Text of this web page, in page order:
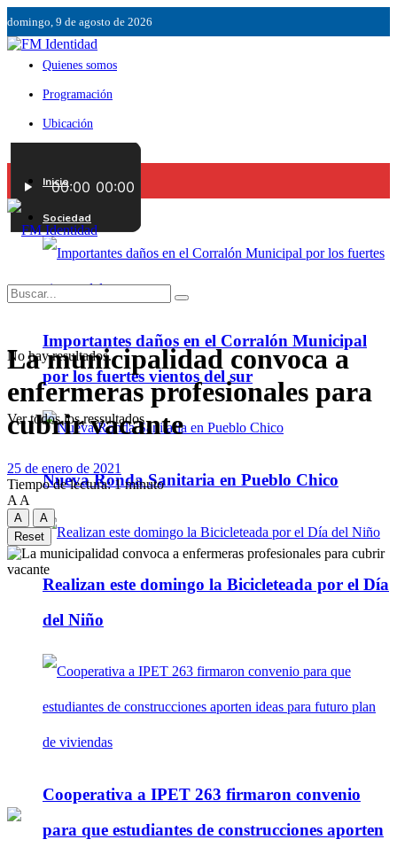
domingo, 9 de agosto de 2026
Quienes somos
Programación
Ubicación
Contáctenos
Inicio
Sociedad
Importantes daños en el Corralón Municipal
por los fuertes vientos del sur
Nueva Ronda Sanitaria en Pueblo Chico
Realizan este domingo la Bicicleteada por el Día
del Niño
Cooperativa a IPET 263 firmaron convenio
para que estudiantes de construcciones aporten
No hay resultados.
Ver todos los ressultados
La municipalidad convoca a
enfermeras profesionales para
cubrir vacante
25 de enero de 2021
Tiempo de lectura: 1 minuto
A A
A
A
Reset